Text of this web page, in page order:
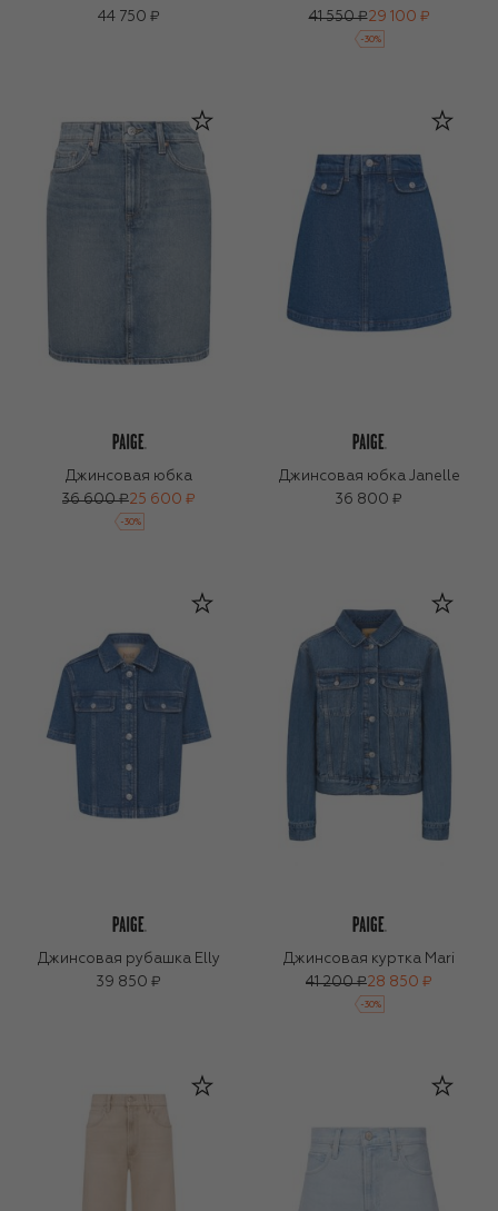
44 750 ₽
41 550 ₽29 100 ₽
-30%
Джинсовая юбка
36 600 ₽25 600 ₽
-30%
Джинсовая юбка Janelle
36 800 ₽
Джинсовая рубашка Elly
39 850 ₽
Джинсовая куртка Mari
41 200 ₽28 850 ₽
-30%